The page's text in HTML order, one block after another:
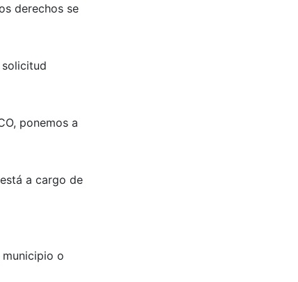
derechos se
solicitud
ponemos a
a cargo de
o